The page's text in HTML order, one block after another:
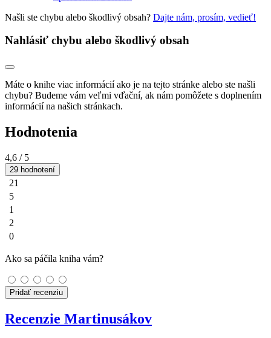
Našli ste chybu alebo škodlivý obsah? Dajte nám, prosím, vedieť!
Nahlásiť chybu alebo škodlivý obsah
Máte o knihe viac informácií ako je na tejto stránke alebo ste našli
chybu? Budeme vám veľmi vďační, ak nám pomôžete s doplnením
informácií na našich stránkach.
Hodnotenia
4,6 / 5
29 hodnotení
21
5
1
2
0
Ako sa páčila kniha vám?
Pridať recenziu
Recenzie Martinusákov